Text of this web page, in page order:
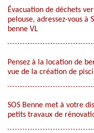
Évacuation de déchets
pelouse, adressez-vous à
benne VL
Pensez à la location de
vue de la création de
SOS Benne met à votre
petits travaux de